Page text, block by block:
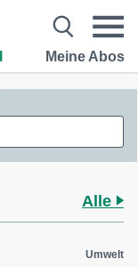
Meine Abos
Alle
Umwelt